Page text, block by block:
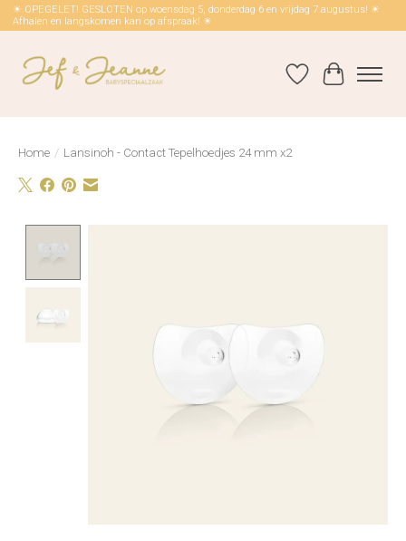
☀ OPEGELET! GESLOTEN op woensdag 5, donderdag 6 en vrijdag 7 augustus! ☀
Afhalen en langskomen kan op afspraak! ☀
Verlanglijst
Home / Lansinoh - Contact Tepelhoedjes 24 mm x2